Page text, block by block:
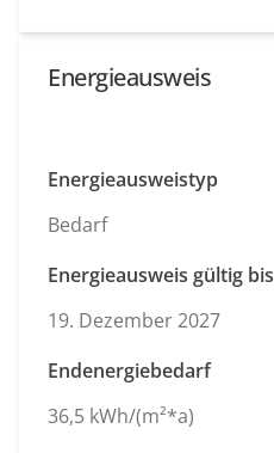
Energieausweis
Energieausweistyp
Bedarf
Energieausweis gültig bis
19. Dezember 2027
Endenergiebedarf
36,5 kWh/(m²*a)